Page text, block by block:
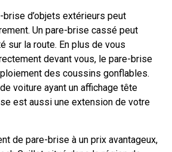
brise d’objets extérieurs peut
Un pare-brise cassé peut
sur la route. En plus de vous
devant vous, le pare-brise
des coussins gonflables.
voiture ayant un affichage tête
est aussi une extension de votre
de pare-brise à un prix avantageux,